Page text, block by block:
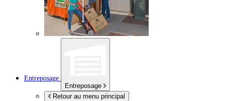
Entreposage
Entreposage
Retour au menu principal